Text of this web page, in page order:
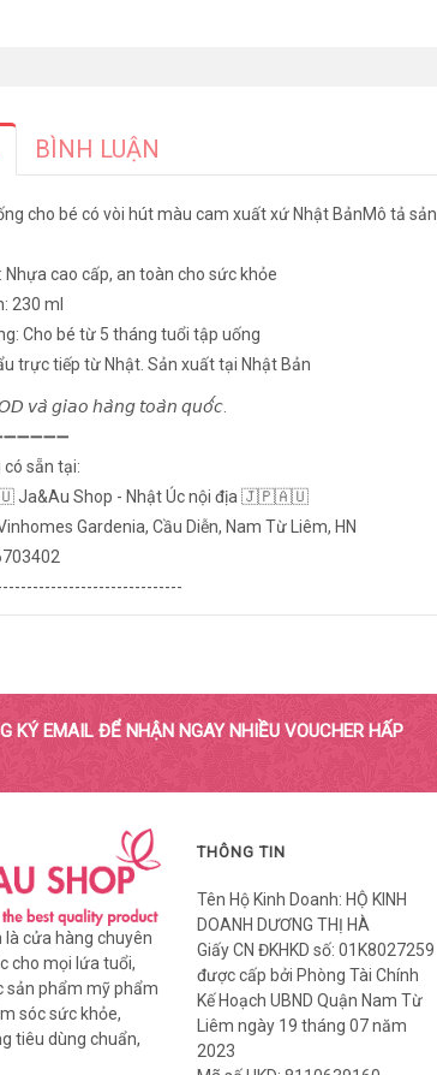
BÌNH LUẬN
cho bé có vòi hút màu cam xuất xứ Nhật BảnMô tả
Nhựa cao cấp, an toàn cho sức khỏe
230 ml
Cho bé từ 5 tháng tuổi tập uống
trực tiếp từ Nhật. Sản xuất tại Nhật Bản
𝘷𝘢̀ 𝘨𝘪𝘢𝘰 𝘩𝘢̀𝘯𝘨 𝘵𝘰𝘢̀𝘯 𝘲𝘶𝘰̂́𝘤.
có sẵn tại:
Ja&Au Shop - Nhật Úc nội địa 🇯🇵🇦🇺
Gardenia, Cầu Diễn, Nam Từ Liêm, HN
KÝ EMAIL ĐỂ NHẬN NGAY NHIỀU VOUCHER HẤP
là cửa hàng chuyên
cho mọi lứa tuổi,
sản phẩm mỹ phẩm
sóc sức khỏe,
tiêu dùng chuẩn,
THÔNG TIN
Tên Hộ Kinh Doanh: HỘ KINH
DOANH DƯƠNG THỊ HÀ
Giấy CN ĐKHKD số: 01K8027259
được cấp bởi Phòng Tài Chính
Kế Hoạch UBND Quận Nam Từ
Liêm ngày 19 tháng 07 năm
2023